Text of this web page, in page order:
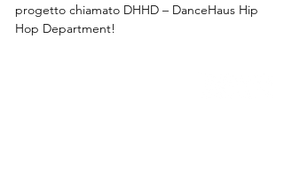
progetto chiamato DHHD – DanceHaus Hip
Hop Department!